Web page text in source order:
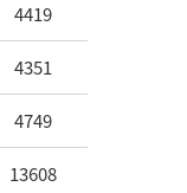
4419
4351
4749
13608